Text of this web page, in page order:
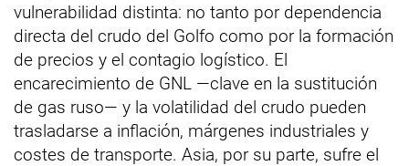
vulnerabilidad distinta: no tanto por dependencia
directa del crudo del Golfo como por la formación
de precios y el contagio logístico. El
encarecimiento de GNL —clave en la sustitución
de gas ruso— y la volatilidad del crudo pueden
trasladarse a inflación, márgenes industriales y
costes de transporte. Asia, por su parte, sufre el